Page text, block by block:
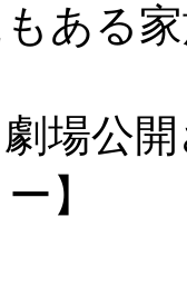
ある
劇場公
】